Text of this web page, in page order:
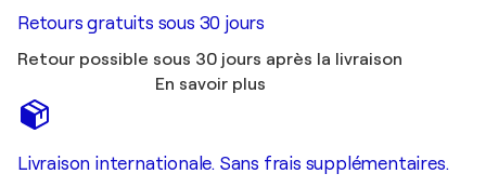
Retours gratuits sous 30 jours
Retour possible sous 30 jours après la livraison
En savoir plus
Livraison internationale. Sans frais supplémentaires.